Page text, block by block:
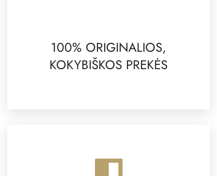
100% ORIGINALIOS,
KOKYBIŠKOS PREKĖS